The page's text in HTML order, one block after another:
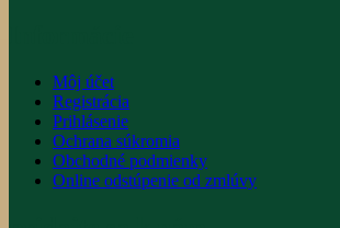
Môj účet
Registrácia
Prihlásenie
Ochrana súkromia
Obchodné podmienky
Online odstúpenie od zmlúvy